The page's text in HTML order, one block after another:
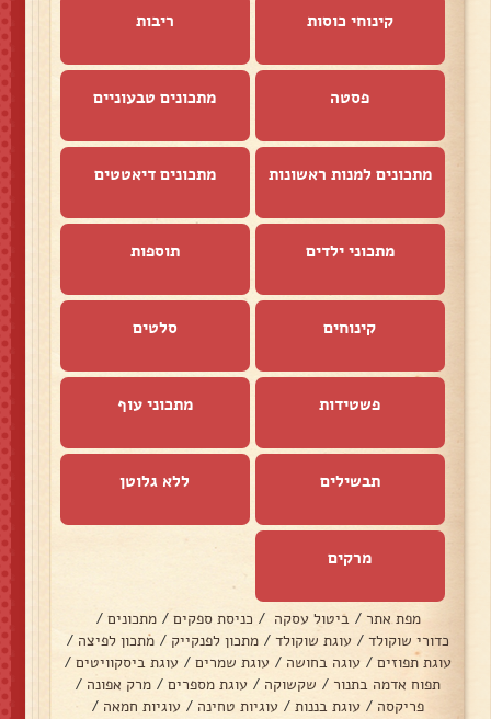
קינוחי כוסות ריבות
פסטה מתכונים טבעוניים
מתכונים למנות ראשונות מתכונים דיאטטים
מתכוני ילדים תוספות
קינוחים סלטים
פשטידות מתכוני עוף
תבשילים ללא גלוטן
מרקים
מפת אתר / ביטול עסקה / כניסת ספקים / מתכונים /
כדורי שוקולד / עוגת שוקולד / מתכון לפנקייק / מתכון לפיצה /
עוגת תפוזים / עוגה בחושה / עוגת שמרים / עוגת ביסקוויטים /
תפוח אדמה בתנור / שקשוקה / עוגת מספרים / מרק אפונה /
פריקסה / עוגת בננות / עוגיות טחינה / עוגיות חמאה /